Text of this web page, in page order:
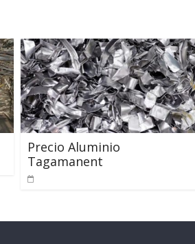
Precio Aluminio
Tagamanent